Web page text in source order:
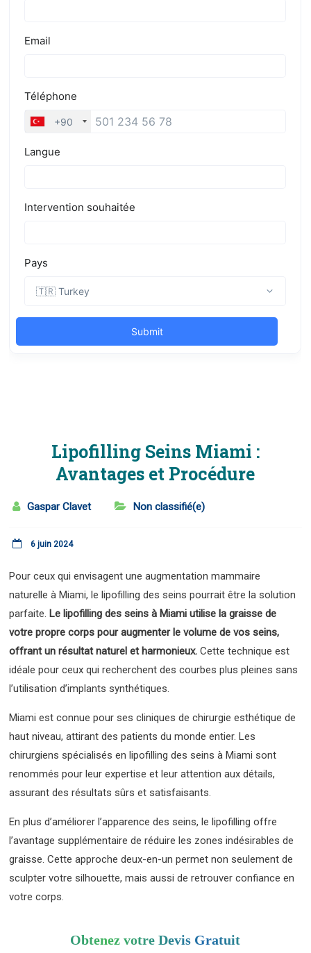
Lipofilling Seins Miami :
Avantages et Procédure
Gaspar Clavet Non classifié(e)
6 juin 2024
Pour ceux qui envisagent une augmentation mammaire
naturelle à Miami, le lipofilling des seins pourrait être la solution
parfaite. Le lipofilling des seins à Miami utilise la graisse de
votre propre corps pour augmenter le volume de vos seins,
offrant un résultat naturel et harmonieux. Cette technique est
idéale pour ceux qui recherchent des courbes plus pleines sans
l’utilisation d’implants synthétiques.
Miami est connue pour ses cliniques de chirurgie esthétique de
haut niveau, attirant des patients du monde entier. Les
chirurgiens spécialisés en lipofilling des seins à Miami sont
renommés pour leur expertise et leur attention aux détails,
assurant des résultats sûrs et satisfaisants.
En plus d’améliorer l’apparence des seins, le lipofilling offre
l’avantage supplémentaire de réduire les zones indésirables de
graisse. Cette approche deux-en-un permet non seulement de
sculpter votre silhouette, mais aussi de retrouver confiance en
votre corps.
Obtenez votre Devis Gratuit